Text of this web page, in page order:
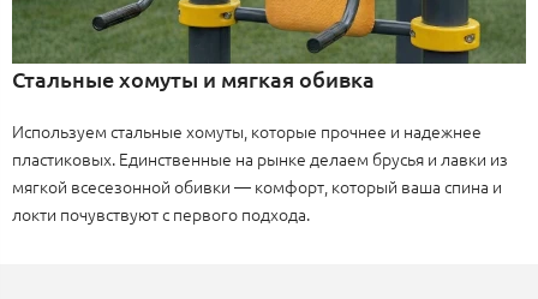
Стальные хомуты и мягкая обивка
Используем стальные хомуты, которые прочнее и надежнее
пластиковых. Единственные на рынке делаем брусья и лавки из
мягкой всесезонной обивки — комфорт, который ваша спина и
локти почувствуют с первого подхода.